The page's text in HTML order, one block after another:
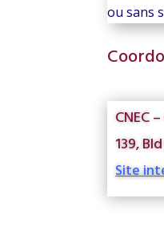
ou sans
CNEC
139,
Site